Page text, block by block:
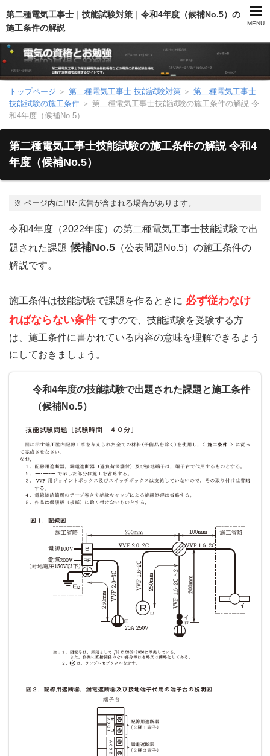
第二種電気工事士｜技能試験対策｜令和4年度（候補No.5）の
施工条件の解説
MENU
第二種電気工事士（総合）
第二種電気工事士（技能試験）
電気のお勉強
電気数学のお勉強
トップページ ＞ 第二種電気工事士 技能試験対策 ＞ 第二種電気工事士
技能試験の施工条件 ＞ 第二種電気工事士技能試験の施工条件の解説 令
和4年度（候補No.5）
第二種電気工事士技能試験の施工条件の解説 令和4
年度（候補No.5）
※ ページ内にPR･広告が含まれる場合があります。
令和4年度（2022年度）の第二種電気工事士技能試験で出
題された課題 候補No.5 （公表問題No.5）の施工条件の
解説です。
施工条件は技能試験で課題を作るときに 必ず従わなけ
ればならない条件 ですので、技能試験を受験する方
は、施工条件に書かれている内容の意味を理解できるよう
にしておきましょう。
令和4年度の技能試験で出題された課題と施工条件
（候補No.5）